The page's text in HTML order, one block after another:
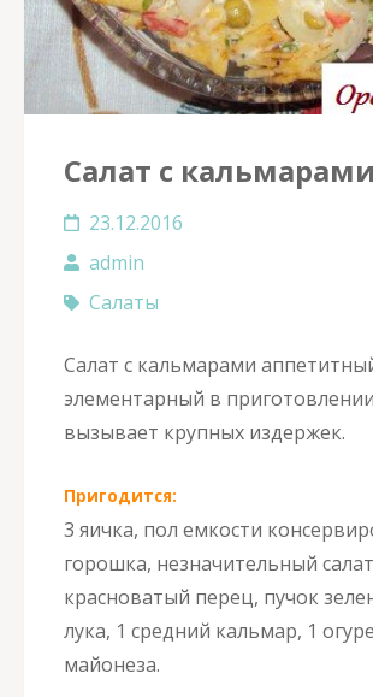
Салат с кальмарами
23.12.2016
admin
Салаты
Салат с кальмарами
элементарный в
вызывает крупных издержек.
Пригодится:
3 яичка, пол емкости
горошка, незначительный
красноватый перец, пучок
лука, 1 средний кальмар, 1
майонеза.